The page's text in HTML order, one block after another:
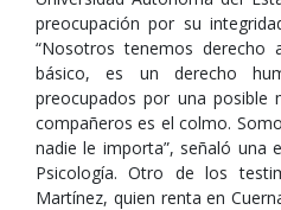
preocupación por su
“Nosotros tenemos
básico, es un derecho
preocupados por una posible
compañeros es el colmo.
nadie le importa”, señaló una
Psicología. Otro de los
Martínez, quien renta en